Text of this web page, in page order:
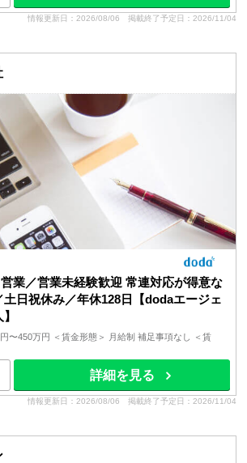
情報更新日：2026/08/06 掲載終了予定日：2026/11/04
営業／営業未経験歓迎 常連対応が得意な
日祝休み／年休128日【dodaエージェ
〜450万円 ＜賃金形態＞ 月給制 補足事項なし ＜賃
：176,200円〜215,800円 ...
詳細を見る
情報更新日：2026/08/06 掲載終了予定日：2026/11/04